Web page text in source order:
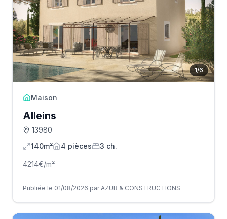
1/6
Maison
Alleins
13980
140m²
4 pièces 3 ch.
4214€/m²
Publiée le 01/08/2026 par AZUR & CONSTRUCTIONS